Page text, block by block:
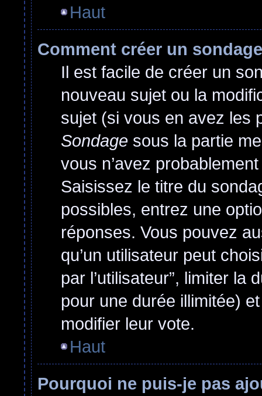
Haut
Comment créer un
Il est facile de créer un
nouveau sujet ou la
sujet (si vous en avez les
Sondage sous la partie
vous n’avez
Saisissez le titre du
possibles, entrez une
réponses. Vous pouvez
qu’un utilisateur peut
par l’utilisateur”, limiter la
pour une durée illimitée)
modifier leur vote.
Haut
Pourquoi ne puis-je pas